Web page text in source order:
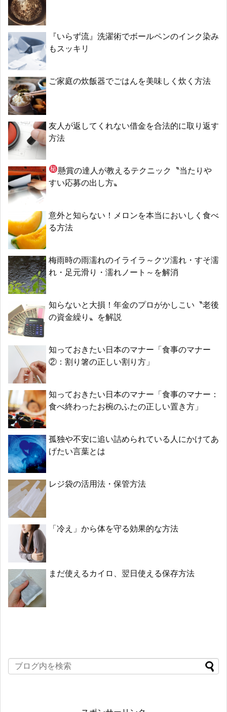
『いらず流』洗濯術でボールペンのインク染み
もスッキリ
ご家庭の炊飯器でごはんを美味しく炊く方法
友人が返してくれない借金を合法的に取り返す
方法
懸賞の達人が教えるテクニック〝当たりや
すい応募の出し方〟
意外と知らない！メロンを本当においしく食べ
る方法
梅雨時の雨濡れのイライラ～クツ濡れ・すそ濡
れ・足元滑り・濡れノート～を解消
知らないと大損！年金のプロがかしこい〝老後
の資金繰り〟を解説
知っておきたい日本のマナー「食事のマナー
②：割り箸の正しい割り方」
知っておきたい日本のマナー「食事のマナー：
食べ終わったお椀のふたの正しい置き方」
孤独や不安に追い詰められている人にかけてあ
げたい言葉とは
レジ袋の活用法・保管方法
「冷え」から体を守る効果的な方法
まだ使えるカイロ、翌日使える保存方法